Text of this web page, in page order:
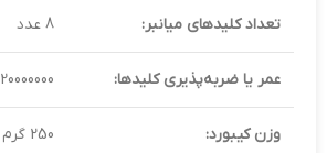
تعداد کلیدهای میانبر: 8 عدد
عمر یا ضربه‌پذیری کلیدها: 20000000
وزن کیبورد: 250 گرم